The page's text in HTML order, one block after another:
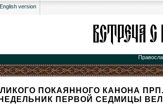
English version
ПОКАЯННОГО КАНОНА
ПЕРВОЙ СЕДМИЦЫ